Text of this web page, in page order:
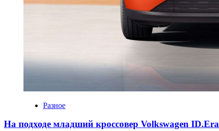
Разное
На подходе младший кроссовер Volkswagen